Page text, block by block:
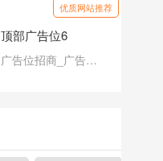
优质网站推荐
顶部广告位6
广告位招商_广告位待售